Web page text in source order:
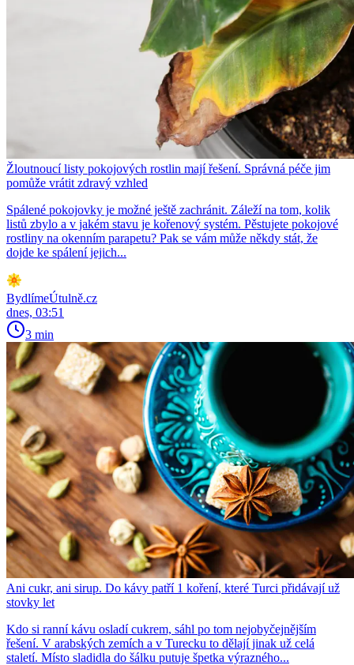
Žloutnoucí listy pokojových rostlin mají řešení. Správná péče jim
pomůže vrátit zdravý vzhled
Spálené pokojovky je možné ještě zachránit. Záleží na tom, kolik
listů zbylo a v jakém stavu je kořenový systém. Pěstujete pokojové
rostliny na okenním parapetu? Pak se vám může někdy stát, že
dojde ke spálení jejich...
BydlímeÚtulně.cz
dnes, 03:51
3 min
Ani cukr, ani sirup. Do kávy patří 1 koření, které Turci přidávají už
stovky let
Kdo si ranní kávu osladí cukrem, sáhl po tom nejobyčejnějším
řešení. V arabských zemích a v Turecku to dělají jinak už celá
staletí. Místo sladidla do šálku putuje špetka výrazného...